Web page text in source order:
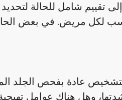
لكل مريض. في بعض
عادة بفحص الجلد
وهل هناك عوامل